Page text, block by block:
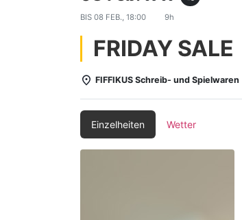
BIS 08 FEB., 18:00 9h
FRIDAY SALE
FIFFIKUS Schreib- und Spielwaren
Einzelheiten Wetter